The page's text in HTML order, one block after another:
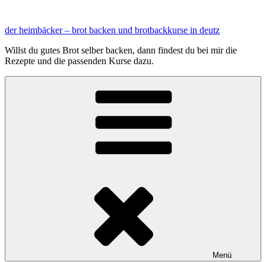
springen
der heimbäcker – brot backen und brotbackkurse in deutz
Willst du gutes Brot selber backen, dann findest du bei mir die
Rezepte und die passenden Kurse dazu.
Menü